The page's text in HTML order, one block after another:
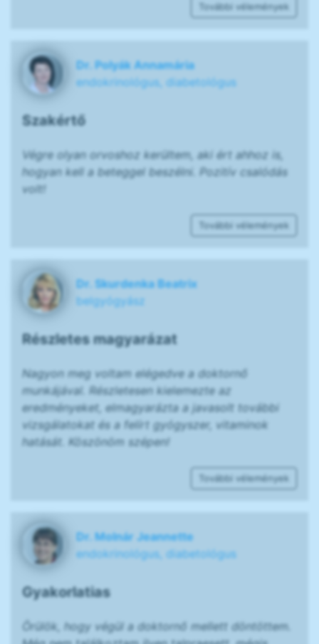
További vélemények
Dr. Polyák Annamária
endokrinológus, diabetológus
Szakértő
Végre olyan orvoshoz kerültem, aki ért ahhoz is,
hogyan kell a beteggel beszélni. Pozitív csalódás
volt!
További vélemények
Dr. Skurdenka Beatrix
belgyógyász
Részletes magyarázat
Nagyon meg voltam elégedve a doktornő
munkájával. Részletesen kielemezte az
eredményeket, elmagyarázta a javasolt további
vizsgálatokat és a felírt gyógyszer, vitaminok
hatását. Köszönöm szépen!
További vélemények
Dr. Molnár Jeannette
endokrinológus, diabetológus
Gyakorlatias
Örülök, hogy végül a doktornő mellett döntöttem.